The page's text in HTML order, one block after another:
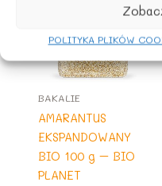
POLITYKA PLIKÓW
BAKALIE
AMARANTUS
EKSPANDOWANY
BIO 100 g – BIO
PLANET